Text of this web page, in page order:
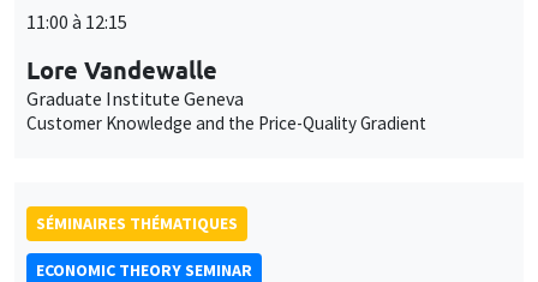
11:00 à 12:15
Lore Vandewalle
Graduate Institute Geneva
Customer Knowledge and the Price-Quality Gradient
SÉMINAIRES THÉMATIQUES
ECONOMIC THEORY SEMINAR